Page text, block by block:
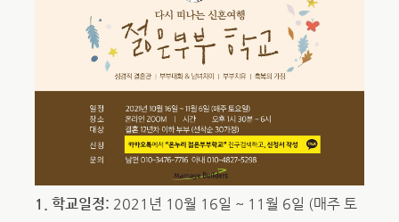
1. 학교일정: 2021년 10월 16일 ~ 11월 6일 (매주 토